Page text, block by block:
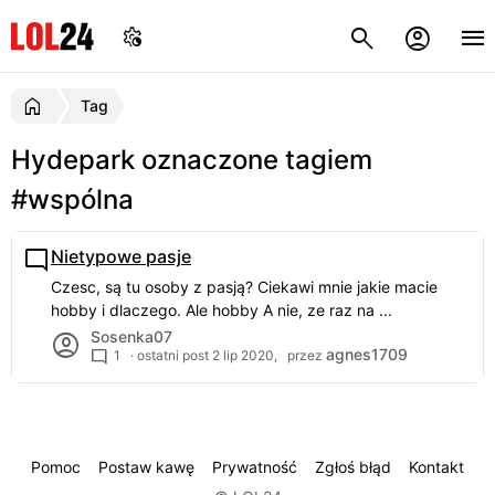
Tag
Hydepark oznaczone tagiem
#wspólna
Nietypowe pasje
Czesc, są tu osoby z pasją? Ciekawi mnie jakie macie
hobby i dlaczego. Ale hobby A nie, ze raz na ...
Sosenka07
1 · ostatni post 2 lip 2020, przez agnes1709
Pomoc Postaw kawę Prywatność Zgłoś błąd
Kontakt